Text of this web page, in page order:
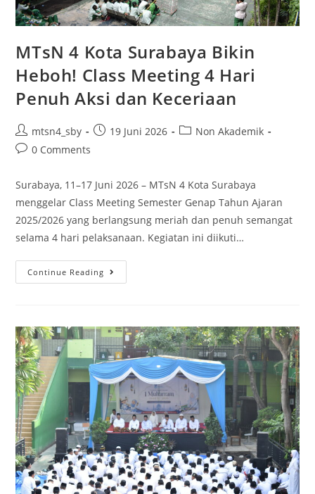
H
MTsN 4 Kota Surabaya Bikin
Heboh! Class Meeting 4 Hari
Penuh Aksi dan Keceriaan
Post
author:
mtsn4_sby
Post19 Juni 2026
PostNon Akademik
Post0 Comments
Surabaya, 11–17 Juni 2026 – MTsN 4 Kota Surabaya
menggelar Class Meeting Semester Genap Tahun Ajaran
2025/2026 yang berlangsung meriah dan penuh semangat
selama 4 hari pelaksanaan. Kegiatan ini diikuti…
Continue Reading
4
Bikin
Heboh!
Class
Meeting
4
Hari
Penuh
Aksi
dan